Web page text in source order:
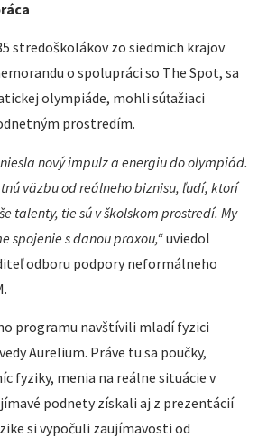
stredoškolákov zo siedmich krajov
o spolupráci so The Spot, sa
olympiáde, mohli súťažiaci
prostredím.
nový impulz a energiu do olympiád.
väzbu od reálneho biznisu, ľudí, ktorí
talenty, tie sú v školskom prostredí. My
spojenie s danou praxou,“uviedol
odboru podpory neformálneho
programu navštívili mladí fyzici
Aurelium. Práve tu sa poučky,
fyziky, menia na reálne situácie v
podnety získali aj z prezentácií
si vypočuli zaujímavosti od